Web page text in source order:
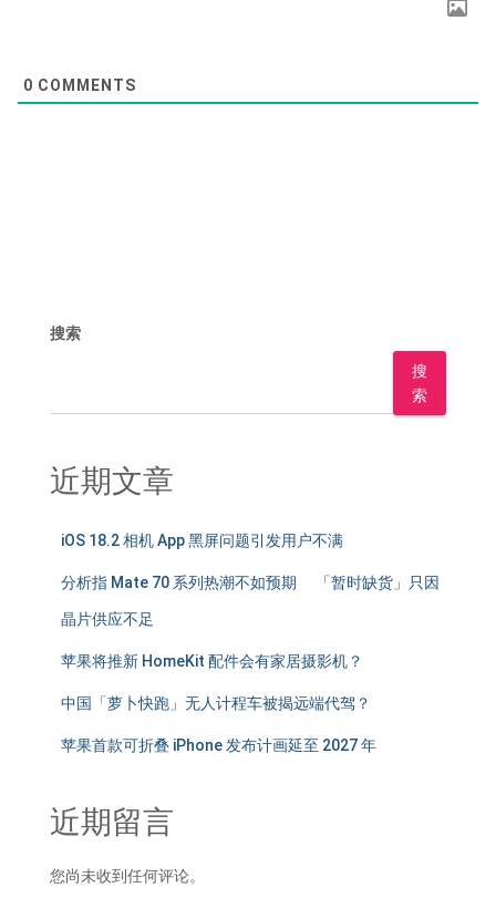
0 COMMENTS
搜索
搜
索
近期文章
iOS 18.2 相机 App 黑屏问题引发用户不满
分析指 Mate 70 系列热潮不如预期 「暂时缺货」只因
晶片供应不足
苹果将推新 HomeKit 配件会有家居摄影机？
中国「萝卜快跑」无人计程车被揭远端代驾？
苹果首款可折叠 iPhone 发布计画延至 2027 年
近期留言
您尚未收到任何评论。